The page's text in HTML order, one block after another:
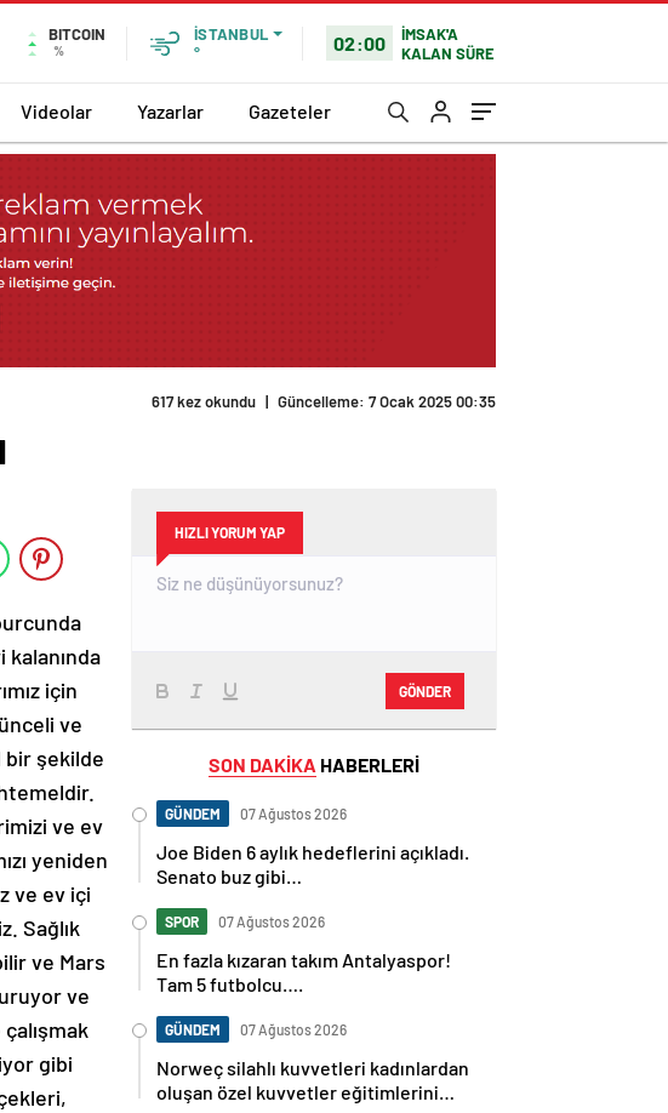
BITCOIN
%
İSTANBUL
°
02:00
İMSAK'A
KALAN SÜRE
Videolar Yazarlar Gazeteler
617 kez okundu | Güncelleme: 7 Ocak 2025 00:35
için
ve
bir şekilde
ve ev
yeniden
ve ev içi
Sağlık
ve Mars
ve
gibi
HIZLI YORUM YAP
GÖNDER
SON DAKİKA HABERLERİ
GÜNDEM 07 Ağustos 2026
Joe Biden 6 aylık hedeflerini açıkladı.
Senato buz gibi…
SPOR 07 Ağustos 2026
En fazla kızaran takım Antalyaspor!
Tam 5 futbolcu….
GÜNDEM 07 Ağustos 2026
Norweç silahlı kuvvetleri kadınlardan
oluşan özel kuvvetler eğitimlerini